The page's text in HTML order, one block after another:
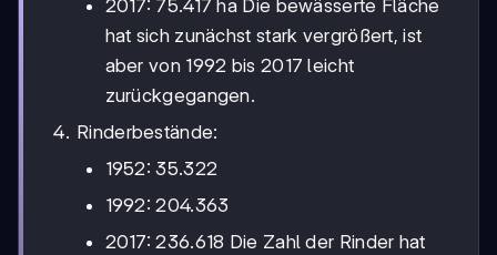
2017: 75.417 ha Die bewässerte Fläche
hat sich zunächst stark vergrößert, ist
aber von 1992 bis 2017 leicht
zurückgegangen.
Rinderbestände:
1952: 35.322
1992: 204.363
2017: 236.618 Die Zahl der Rinder hat